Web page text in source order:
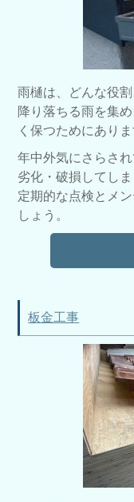
雨樋は、どんな役
降り落ちる雨を集
く保つためにありま
年中外気にさらさ
劣化・破損してしま
定期的な点検とメ
しょう。
板金工事